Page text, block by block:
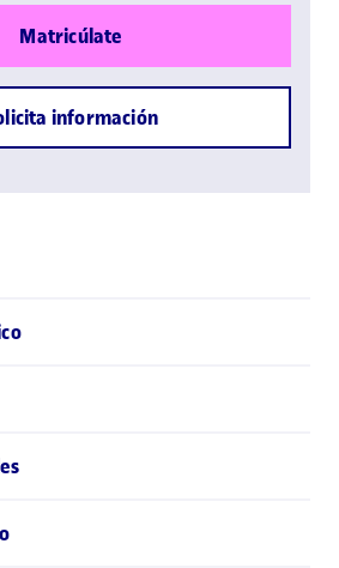
Matricúlate
información